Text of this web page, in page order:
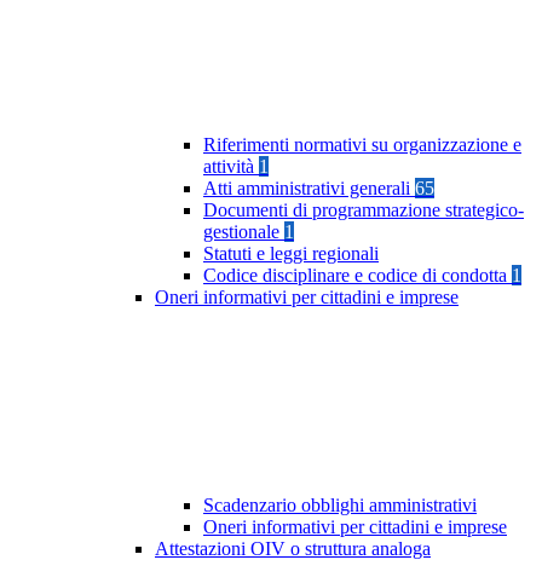
Riferimenti normativi su organizzazione e
attività 1
Atti amministrativi generali 65
Documenti di programmazione strategico-
gestionale 1
Statuti e leggi regionali
Codice disciplinare e codice di condotta 1
Oneri informativi per cittadini e imprese
Scadenzario obblighi amministrativi
Oneri informativi per cittadini e imprese
Attestazioni OIV o struttura analoga